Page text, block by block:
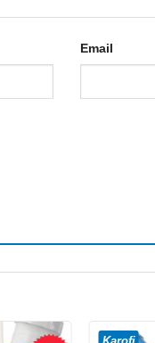
Email